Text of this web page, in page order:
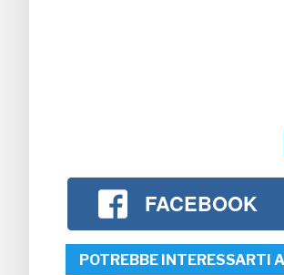
FACEBOOK
POTREBBE INTERESSARTI